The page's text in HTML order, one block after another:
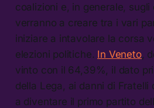
coalizioni e, in generale, sugli
verranno a creare tra i vari
iniziare a intavolare la corsa
elezioni politiche. In Veneto,
vinto con il 64,39%, il dato
della Lega, ai danni di Fratelli
a diventare il primo partito